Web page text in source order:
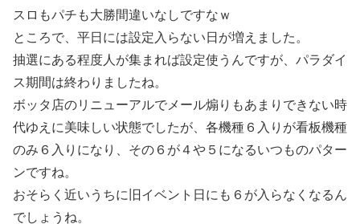
スロもパチも大勝間違いなしですなｗ
ところで、平日には設定入らない日が増えました。
抽選にある程度人が集まれば設定使うんですが、パラダイ
ス期間は終わりましたね。
ボッタ店のリニューアルでメール煽りもあまりできない時
代ゆえに美味しい状態でしたが、各機種６入りが看板機種
のみ６入りになり、その６が４や５になるいつものパター
ンですね。
おそらく近いうちに旧イベント日にも６が入らなくなるん
でしょうね。